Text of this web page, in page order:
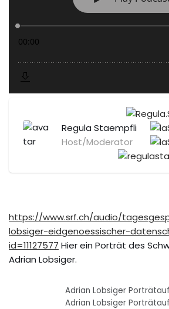
Regula Staempfli
Host/Moderator
https://www.srf.ch/audio/
lobsiger-eidgenoessischer-
id=11127577 Hier ein Porträt des
Adrian Lobsiger.
Adrian Lobsiger
Adrian Lobsiger